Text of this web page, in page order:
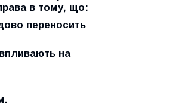
в тому, що:
переносить
впливають на